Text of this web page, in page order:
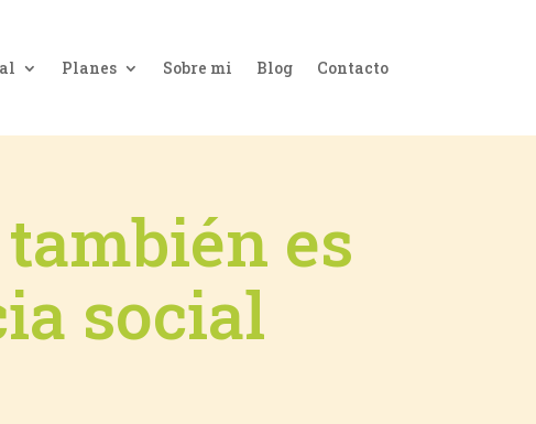
Planes Sobre mi Blog Contacto
es
social